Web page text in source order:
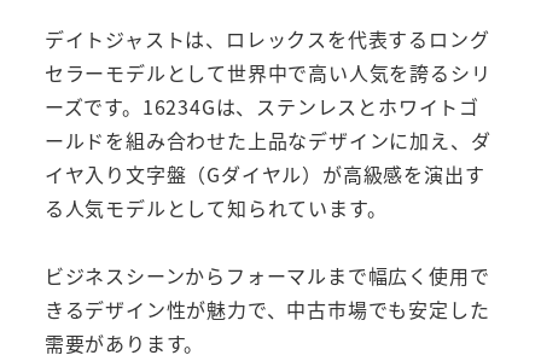
デイトジャストは、ロレックスを代表するロング
セラーモデルとして世界中で高い人気を誇るシリ
ーズです。16234Gは、ステンレスとホワイトゴ
ールドを組み合わせた上品なデザインに加え、ダ
イヤ入り文字盤（Gダイヤル）が高級感を演出す
る人気モデルとして知られています。
ビジネスシーンからフォーマルまで幅広く使用で
きるデザイン性が魅力で、中古市場でも安定した
需要があります。